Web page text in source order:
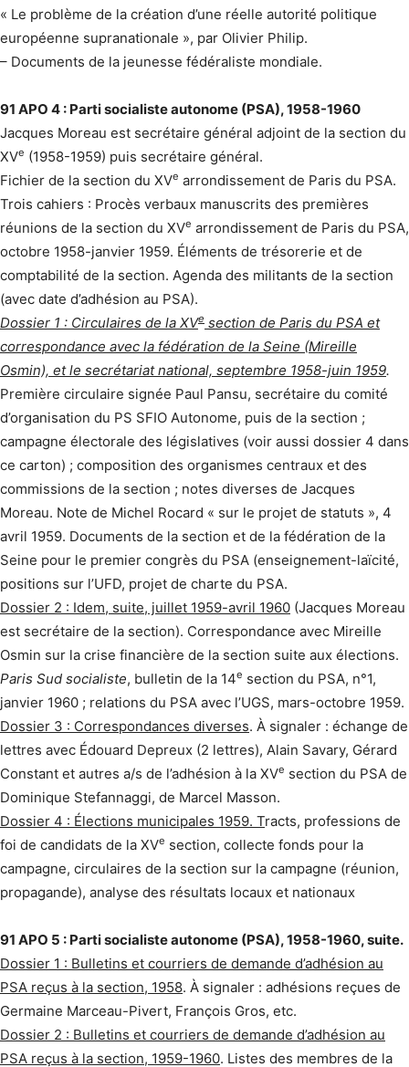
« Le problème de la création d’une réelle autorité politique
européenne supranationale », par Olivier Philip.
– Documents de la jeunesse fédéraliste mondiale.
91 APO 4 : Parti socialiste autonome (PSA), 1958-1960
Jacques Moreau est secrétaire général adjoint de la section du
XVe (1958-1959) puis secrétaire général.
Fichier de la section du XVe arrondissement de Paris du PSA.
Trois cahiers : Procès verbaux manuscrits des premières
réunions de la section du XVe arrondissement de Paris du PSA,
octobre 1958-janvier 1959. Éléments de trésorerie et de
comptabilité de la section. Agenda des militants de la section
(avec date d’adhésion au PSA).
Dossier 1 : Circulaires de la XVe section de Paris du PSA et
correspondance avec la fédération de la Seine (Mireille
Osmin), et le secrétariat national, septembre 1958-juin 1959.
Première circulaire signée Paul Pansu, secrétaire du comité
d’organisation du PS SFIO Autonome, puis de la section ;
campagne électorale des législatives (voir aussi dossier 4 dans
ce carton) ; composition des organismes centraux et des
commissions de la section ; notes diverses de Jacques
Moreau. Note de Michel Rocard « sur le projet de statuts », 4
avril 1959. Documents de la section et de la fédération de la
Seine pour le premier congrès du PSA (enseignement-laïcité,
positions sur l’UFD, projet de charte du PSA.
Dossier 2 : Idem, suite, juillet 1959-avril 1960 (Jacques Moreau
est secrétaire de la section). Correspondance avec Mireille
Osmin sur la crise financière de la section suite aux élections.
Paris Sud socialiste, bulletin de la 14e section du PSA, n°1,
janvier 1960 ; relations du PSA avec l’UGS, mars-octobre 1959.
Dossier 3 : Correspondances diverses. À signaler : échange de
lettres avec Édouard Depreux (2 lettres), Alain Savary, Gérard
Constant et autres a/s de l’adhésion à la XVe section du PSA de
Dominique Stefannaggi, de Marcel Masson.
Dossier 4 : Élections municipales 1959. Tracts, professions de
foi de candidats de la XVe section, collecte fonds pour la
campagne, circulaires de la section sur la campagne (réunion,
propagande), analyse des résultats locaux et nationaux
91 APO 5 : Parti socialiste autonome (PSA), 1958-1960, suite.
Dossier 1 : Bulletins et courriers de demande d’adhésion au
PSA reçus à la section, 1958. À signaler : adhésions reçues de
Germaine Marceau-Pivert, François Gros, etc.
Dossier 2 : Bulletins et courriers de demande d’adhésion au
PSA reçus à la section, 1959-1960. Listes des membres de la